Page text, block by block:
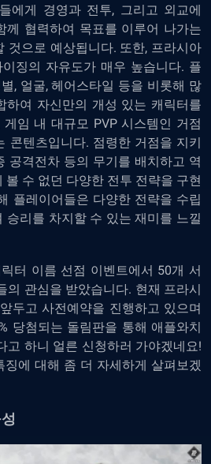
에게 경영과 전투, 그리고 외교에
께 협력하여 목표를 이루어 나가는
것으로 예상됩니다. 또한, 프라시아
징의 자유도가 매우 높습니다. 플
, 얼굴, 헤어스타일 등을 비롯해 많
하여 자신만의 개성 있는 캐릭터를
임 내 대규모 PVP 시스템인 거점
콘텐츠입니다. 점령한 거점을 지키
공격전차 등의 무기를 배치하고 역
볼 수 없던 다양한 전투 전략을 구현
플레이어들은 다양한 전략을 수립
승리를 차지할 수 있는 재미를 느낄
터 이름 선점 이벤트에서 50개 서
의 관심을 받았습니다. 현재 프라시
두고 사전예약을 진행하고 있으며
당첨되는 돌림판을 통해 애플와치
고 하니 얼른 신청하러 가야겠네요!
에 대해 좀 더 자세하게 살펴보겠